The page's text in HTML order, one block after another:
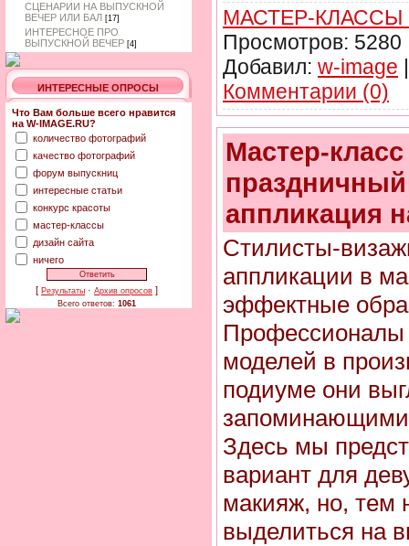
СЦЕНАРИИ НА ВЫПУСКНОЙ
ВЕЧЕР ИЛИ БАЛ [17]
ИНТЕРЕСНОЕ ПРО
ВЫПУСКНОЙ ВЕЧЕР [4]
ИНТЕРЕСНЫЕ ОПРОСЫ
Что Вам больше всего нравится
на W-IMAGE.RU?
количество фотографий
качество фотографий
форум выпускниц
интересные статьи
конкурс красоты
мастер-классы
дизайн сайта
ничего
[ Результаты · Архив опросов ]
Всего ответов: 1061
МАСТЕР-
Просмотров: 5280
Добавил: w-image |
Комментарии (0)
Мастер-
аппликация
Стилисты-
аппликации в
эффектные
моделей в
подиуме они
Здесь мы
вариант для
макияж, но,
выделиться на